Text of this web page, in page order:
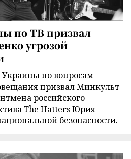
по ТВ призвал
угрозой
по вопросам
призвал Минкульт
российского
The Hatters Юрия
безопасности.